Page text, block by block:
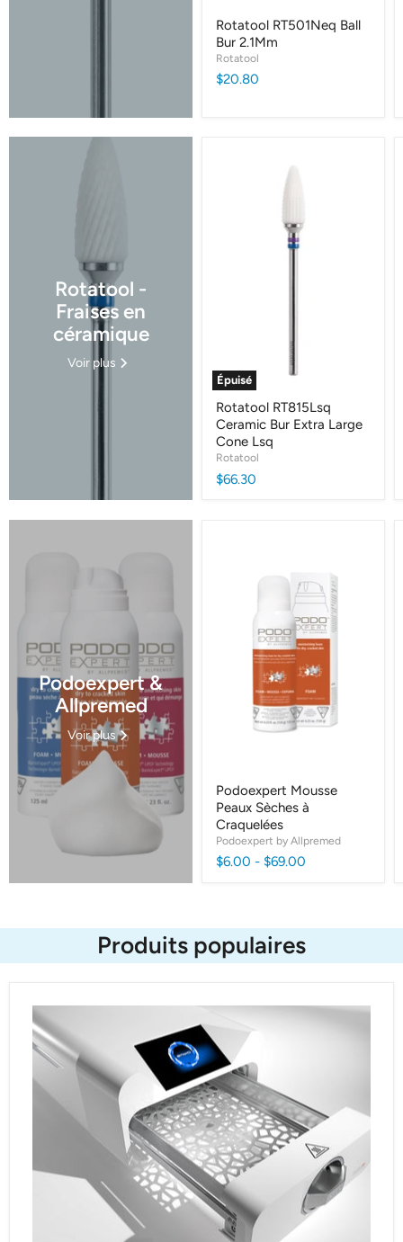
Rotatool RT501Neq Ball
Bur 2.1Mm
Rotatool
$20.80
Rotatool -
Fraises en
céramique
Voir plus
Épuisé
Rotatool RT815Lsq
Ceramic Bur Extra Large
Cone Lsq
Rotatool
$66.30
Podoexpert &
Allpremed
Voir plus
Podoexpert Mousse
Peaux Sèches à
Craquelées
Podoexpert by Allpremed
$6.00 - $69.00
Produits populaires